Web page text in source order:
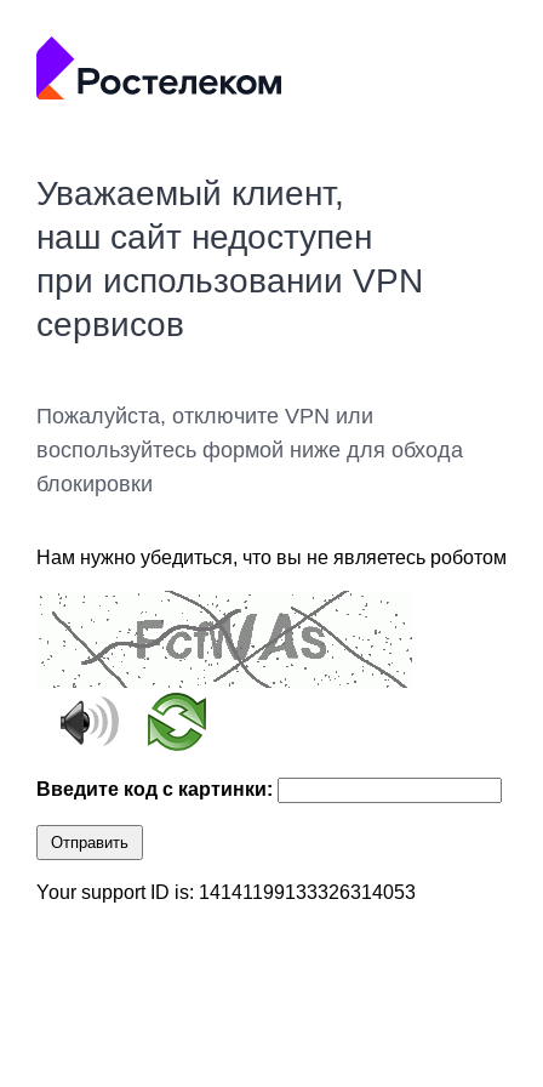
Уважаемый клиент,
наш сайт недоступен
при использовании VPN
сервисов
Пожалуйста, отключите VPN или
воспользуйтесь формой ниже для обхода
блокировки
Нам нужно убедиться, что вы не являетесь роботом
Введите код с картинки:
Отправить
Your support ID is: 14141199133326314053